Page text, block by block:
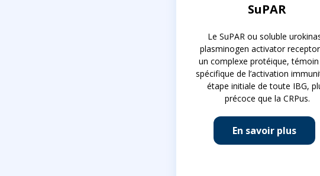
SuPAR
Le SuPAR ou soluble
plasminogen activator
un complexe protéique,
spécifique de l’activation
étape initiale de toute IBG,
précoce que la CRPus.
En savoir plus